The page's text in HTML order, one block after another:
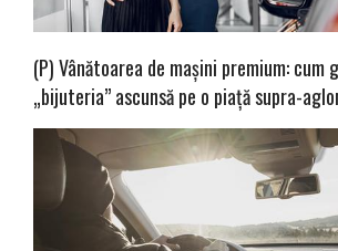
(P) Vânătoarea de mașini premium: cum
„bijuteria” ascunsă pe o piață supra-